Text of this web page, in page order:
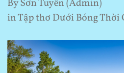
BySơn Tuyến (Admin)
inTập thơ Dưới Bóng Thời